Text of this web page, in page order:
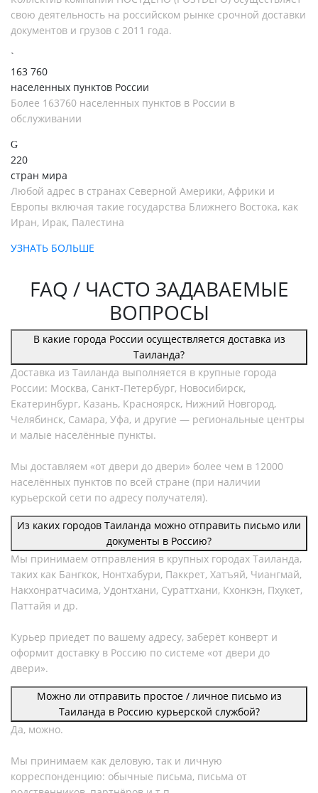
свою деятельность на российском рынке срочной доставки
документов и грузов с 2011 года.
163 760
населенных пунктов России
Более 163760 населенных пунктов в России в
обслуживании
220
стран мира
Любой адрес в странах Северной Америки, Африки и
Европы включая такие государства Ближнего Востока, как
Иран, Ирак, Палестина
УЗНАТЬ БОЛЬШЕ
FAQ / ЧАСТО ЗАДАВАЕМЫЕ
ВОПРОСЫ
В какие города России осуществляется доставка из
Таиланда?
Доставка из Таиланда выполняется в крупные города
России: Москва, Санкт-Петербург, Новосибирск,
Екатеринбург, Казань, Красноярск, Нижний Новгород,
Челябинск, Самара, Уфа, и другие — региональные центры
и малые населённые пункты.
Мы доставляем «от двери до двери» более чем в 12000
населённых пунктов по всей стране (при наличии
курьерской сети по адресу получателя).
Из каких городов Таиланда можно отправить письмо или
документы в Россию?
Мы принимаем отправления в крупных городах Таиланда,
таких как Бангкок, Нонтхабури, Паккрет, Хатъяй, Чиангмай,
Накхонратчасима, Удонтхани, Сураттхани, Кхонкэн, Пхукет,
Паттайя и др.
Курьер приедет по вашему адресу, заберёт конверт и
оформит доставку в Россию по системе «от двери до
двери».
Можно ли отправить простое / личное письмо из
Таиланда в Россию курьерской службой?
Да, можно.
Мы принимаем как деловую, так и личную
корреспонденцию: обычные письма, письма от